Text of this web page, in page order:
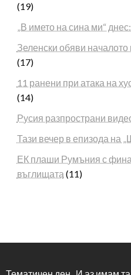
(19)
„В името на сина ми“
Зеленски обяви
(17)
11 ранени при атака на
(14)
Русия разпространи
Тази вечер в епизода на
ЕК плаши Румъния с
въглищата (11)